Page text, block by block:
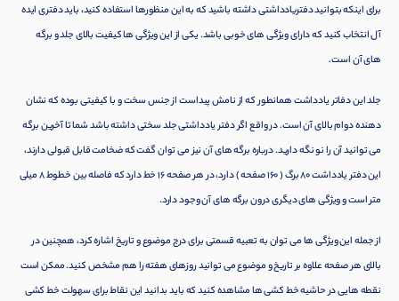
برای اینکه بتوانید دفتریادداشتی داشته باشید که به این منظورها استفاده کنید، باید دفتری ایده
آل انتخاب کنید که دارای ویژگی های خوبی باشد. یکی از این ویژگی ها کیفیت بالای جلد و برگه
های آن است.
جلد این دفاتر یادداشت همانطور که از نامش پیداست از جنس سخت و با کیفیتی بوده که نشان
دهنده دوام بالای آن است. در واقع اگر دفتر یادداشتی جلد سختی داشته باشد شما تا آخرین برگه
می توانید آن را نو نگه دارید. درباره برگه های آن نیز می توان گفت که ضخامت قابل قبولی دارند،
این دفتر یادداشت 80 برگ ( 160 صفحه ) دارد، در هر صفحه 16 خط دارد که فاصله بین خطوط 8 میلی
متر است و ویژگی های دیگری درون برگه های آن وجود دارد.
از جمله این ویژگی ها می توان به تعبیه قسمتی برای درج موضوع و تاریخ اشاره کرد، همچنین در
بالای هر صفحه علاوه بر تاریخ و موضوع می توانید روزهای هفته را هم مشخص کنید. ممکن است
نقطه هایی در حاشیه خط کشی ها مشاهده کنید که باید بدانید این نقاط برای سهولت خط کشی